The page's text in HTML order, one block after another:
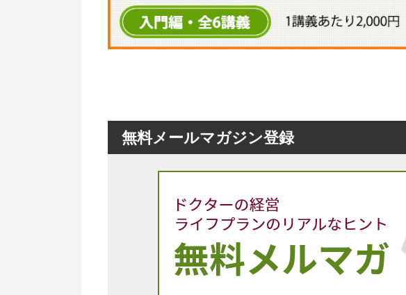
無料メールマガジン登録